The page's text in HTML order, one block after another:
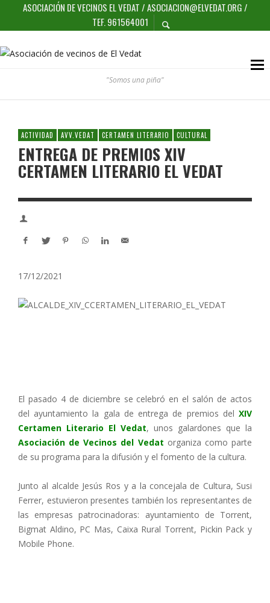
ASOCIACIÓN DE VECINOS EL VEDAT / ASOCIACION@ELVEDAT.ORG /
TEF. 961564001
"Somos una piña"
ACTIVIDAD AVV.VEDAT CERTAMEN LITERARIO CULTURAL
ENTREGA DE PREMIOS XIV
CERTAMEN LITERARIO EL VEDAT
17/12/2021
El pasado 4 de diciembre se celebró en el salón de actos
del ayuntamiento la gala de entrega de premios del XIV
Certamen Literario El Vedat, unos galardones que la
Asociación de Vecinos del Vedat organiza como parte
de su programa para la difusión y el fomento de la cultura.
Junto al alcalde Jesús Ros y a la concejala de Cultura, Susi
Ferrer, estuvieron presentes también los representantes de
las empresas patrocinadoras: ayuntamiento de Torrent,
Bigmat Aldino, PC Mas, Caixa Rural Torrent, Pickin Pack y
Mobile Phone.